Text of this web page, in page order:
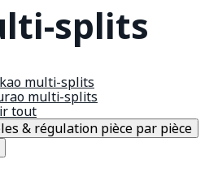
splits
multi-splits
multi-splits
tout
& régulation pièce par pièce